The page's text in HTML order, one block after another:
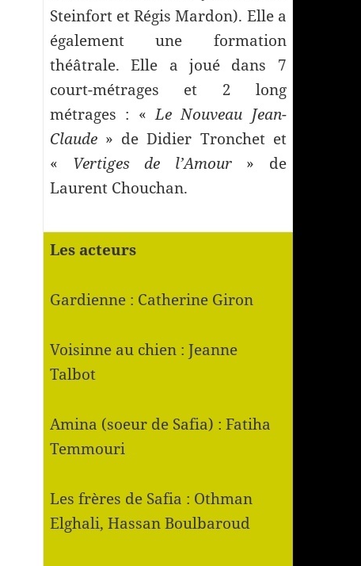
Steinfort et Régis Mardon). Elle a
également une formation
théâtrale. Elle a joué dans 7
court-métrages et 2 long
métrages : «Le Nouveau Jean-
Claude» de Didier Tronchet et
« Vertiges de l’Amour» de
Laurent Chouchan.
Les acteurs
Gardienne : Catherine Giron
Voisinne au chien : Jeanne
Talbot
Amina (soeur de Safia) : Fatiha
Temmouri
Les frères de Safia : Othman
Elghali, Hassan Boulbaroud